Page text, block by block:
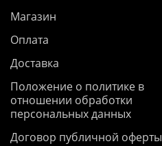
Магазин
Оплата
Доставка
Положение о политике в
отношении обработки
персональных данных
Договор публичной оферты